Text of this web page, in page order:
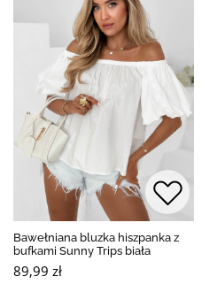
Bawełniana bluzka hiszpanka z
bufkami Sunny Trips biała
89,99 zł